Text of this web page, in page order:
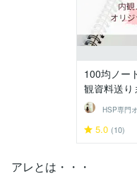
100均ノー
観資料送り
5.0 (10)
アレとは・・・